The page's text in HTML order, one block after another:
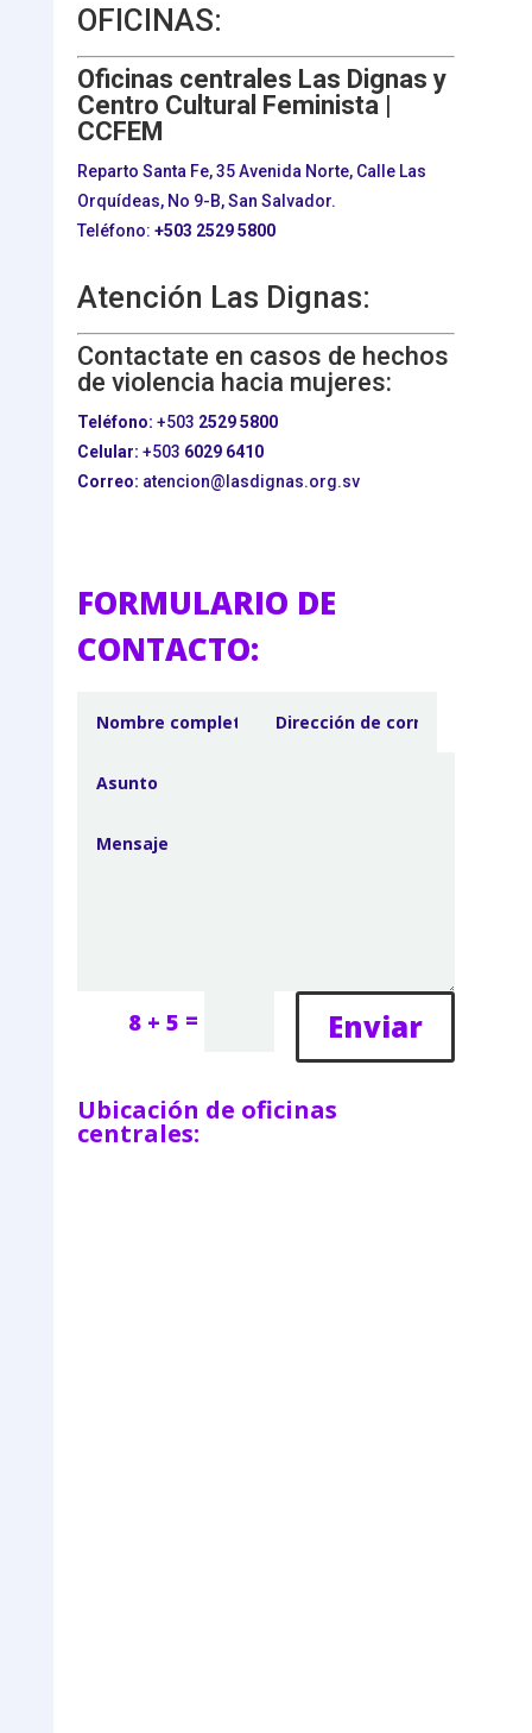
OFICINAS:
Oficinas centrales Las Dignas y
Centro Cultural Feminista |
CCFEM
Reparto Santa Fe, 35 Avenida Norte, Calle Las
Orquídeas, No 9-B, San Salvador.
Teléfono: +503 2529 5800
Atención Las Dignas:
Contactate en casos de hechos
de violencia hacia mujeres:
Teléfono: +503 2529 5800
Celular: +503 6029 6410
Correo: atencion@lasdignas.org.sv
FORMULARIO DE
CONTACTO:
8 + 5 = Enviar
Ubicación de oficinas
centrales: